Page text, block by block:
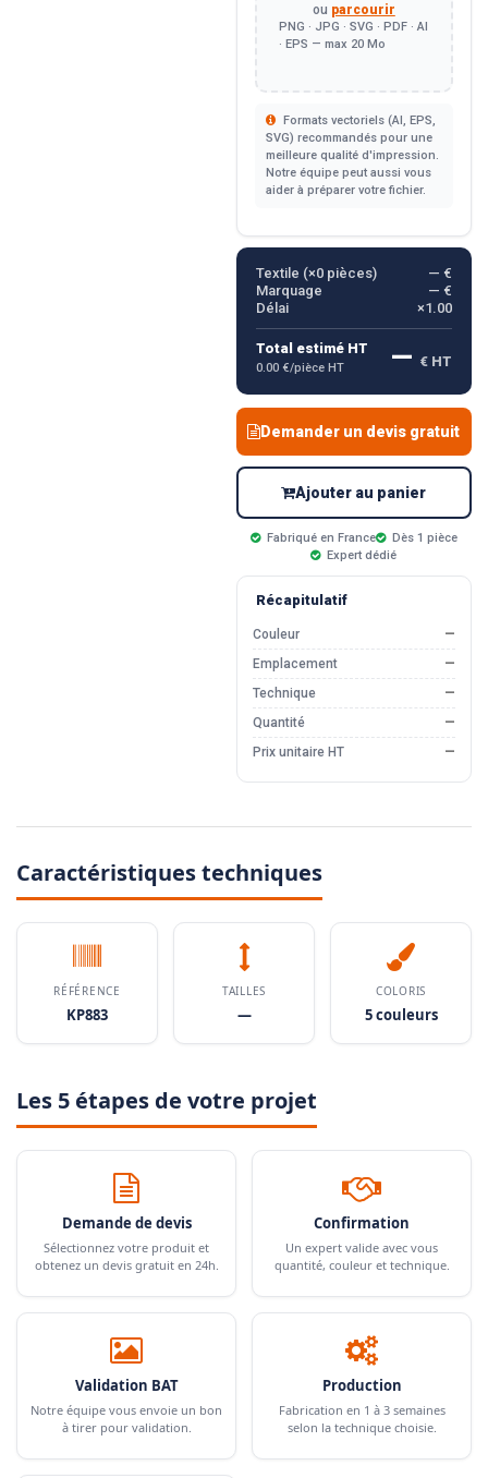
ou parcourir
PNG · JPG · SVG · PDF · AI
· EPS — max 20 Mo
Formats vectoriels (AI, EPS,
SVG) recommandés pour une
meilleure qualité d'impression.
Notre équipe peut aussi vous
aider à préparer votre fichier.
Textile (×0pièces)
— €
Marquage
— €
Délai
×1.00
Total estimé HT
0.00 €/pièce HT — € HT
Demander un devis gratuit
Ajouter au panier
Fabriqué en France
Dès 1 pièce
Expert dédié
Récapitulatif
Couleur
—
Emplacement
—
Technique
—
Quantité
—
Prix unitaire HT
—
Caractéristiques techniques
RÉFÉRENCE
KP883
TAILLES
—
COLORIS
5 couleurs
Les 5 étapes de votre projet
Demande de devis
Sélectionnez votre produit et
obtenez un devis gratuit en 24h.
Confirmation
Un expert valide avec vous
quantité, couleur et technique.
Validation BAT
Notre équipe vous envoie un bon
à tirer pour validation.
Production
Fabrication en 1 à 3 semaines
selon la technique choisie.